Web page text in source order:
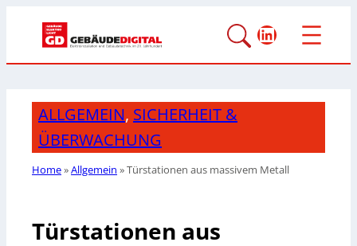
LinkedIn
ALLGEMEIN, SICHERHEIT &
ÜBERWACHUNG
Home»Allgemein »Türstationen aus massivem Metall
Türstationen aus